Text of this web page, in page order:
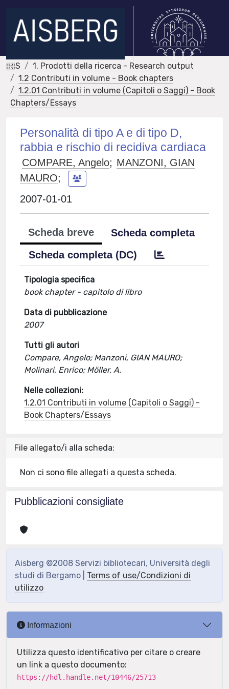
IRIS
1. Prodotti della ricerca - Research output
1.2 Contributi in volume - Book chapters
1.2.01 Contributi in volume (Capitoli o Saggi) - Book
Chapters/Essays
Personalità di tipo A e di tipo D,
rabbia e rischio di recidiva cardiaca
COMPARE, Angelo; MANZONI, GIAN
MAURO;
2007-01-01
Scheda breve
Scheda completa
Scheda completa (DC)
Tipologia specifica
book chapter - capitolo di libro
Data di pubblicazione
2007
Tutti gli autori
Compare, Angelo; Manzoni, GIAN MAURO;
Molinari, Enrico; Möller, A.
Nelle collezioni:
1.2.01 Contributi in volume (Capitoli o Saggi) -
Book Chapters/Essays
File allegato/i alla scheda:
Non ci sono file allegati a questa scheda.
Pubblicazioni consigliate
Aisberg ©2008 Servizi bibliotecari, Università degli
studi di Bergamo | Terms of use/Condizioni di
utilizzo
Informazioni
Utilizza questo identificativo per citare o creare
un link a questo documento:
https://hdl.handle.net/10446/25713